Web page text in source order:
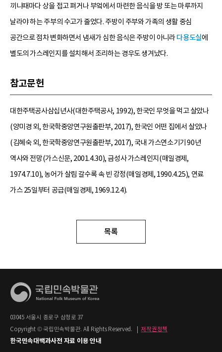
끼니때마다 상을 접고 펴거나 부엌에서 마련한 음식을 방 또는 마루까지
날라야 하는 주부의 수고가 줄었다. 주방이 주부와 가족의 생활 중심
공간으로 점차 변화하면서 냄새가 심한 음식은 주방이 아니라다용도실에
별도의 가스레인지를 설치해서 조리하는 경우도 생겨났다.
참고문헌
대한주택공사삼십년사(대한주택공사, 1992), 한국인 무엇을 먹고 살았나
(양미경 외, 한국학중앙연구원출판부, 2017), 한국인 어떤 집에서 살았나
(김혜숙 외, 한국학중앙연구원출판부, 2017), 국내 가스연소기기 90년
역사와 전망(가스신문, 2001.4.30), 금성사 가스레인지(매일경제,
1974.7.10), 농어가 살림 갈수록 속 빈 강정(매일경제, 1990.4.25), 연료
가스 25일부터 공급(매일경제, 1969.12.4).
목록
03045 서울시 종로구 삼청로 37
Copyright © 국립민속박물관. All Rights Reserved.
저작권정책
한국민속대백과사전 자료 이용 안내